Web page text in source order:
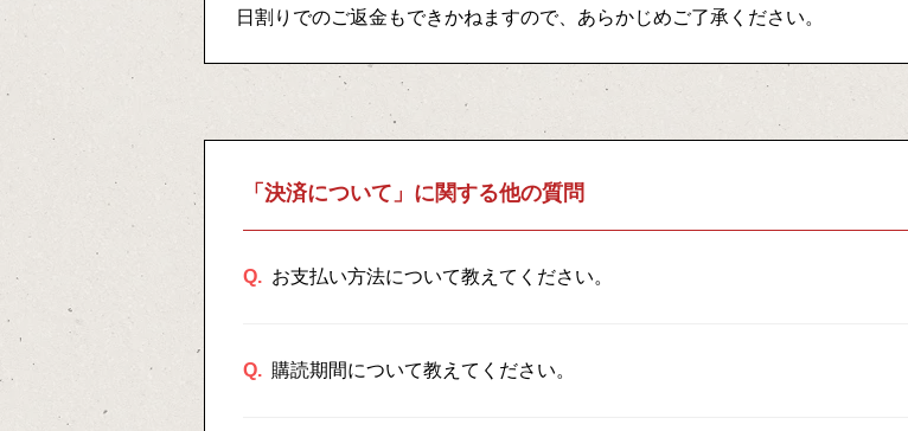
日割りでのご返金もできかねますので、あらかじめご了承ください。
「決済について」に関する他の質問
Q. お支払い方法について教えてください。
Q. 購読期間について教えてください。